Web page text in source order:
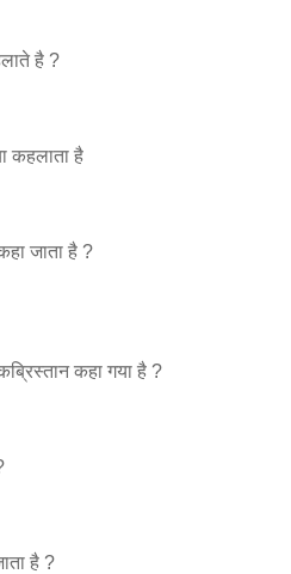
है ?
कहलाता है
जाता है ?
कहा गया है ?
है ?